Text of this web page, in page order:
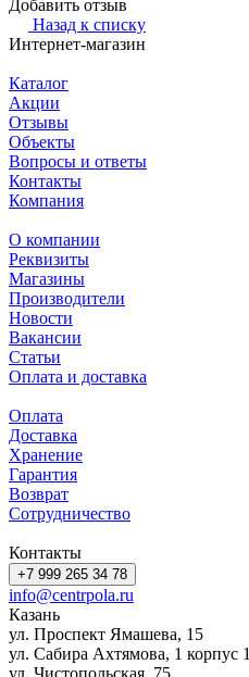
Добавить отзыв
Назад к списку
Интернет-магазин
Каталог
Акции
Отзывы
Объекты
Вопросы и ответы
Контакты
Компания
О компании
Реквизиты
Магазины
Производители
Новости
Вакансии
Статьи
Оплата и доставка
Оплата
Доставка
Хранение
Гарантия
Возврат
Сотрудничество
Контакты
+7 999 265 34 78
info@centrpola.ru
Казань
ул. Проспект Ямашева, 15
ул. Сабира Ахтямова, 1 корпус 1
ул. Чистопольская, 75